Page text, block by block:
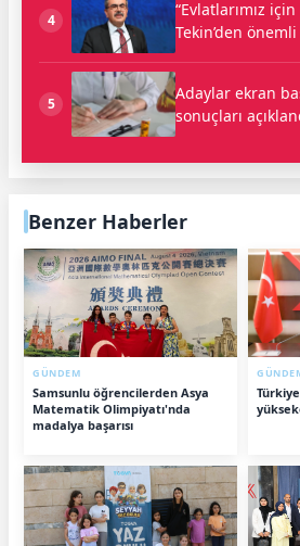
4
“Evlatlarımız
Tekin’den
5
Adaylar ekran
sonuçları
Benzer Haberler
GÜNDEM
Samsunlu öğrencilerden Asya
Matematik Olimpiyatı'nda
madalya başarısı